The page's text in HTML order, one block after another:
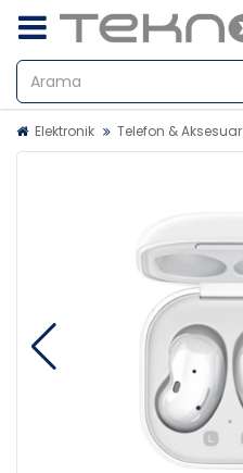
Elektronik Telefon & Aksesuar